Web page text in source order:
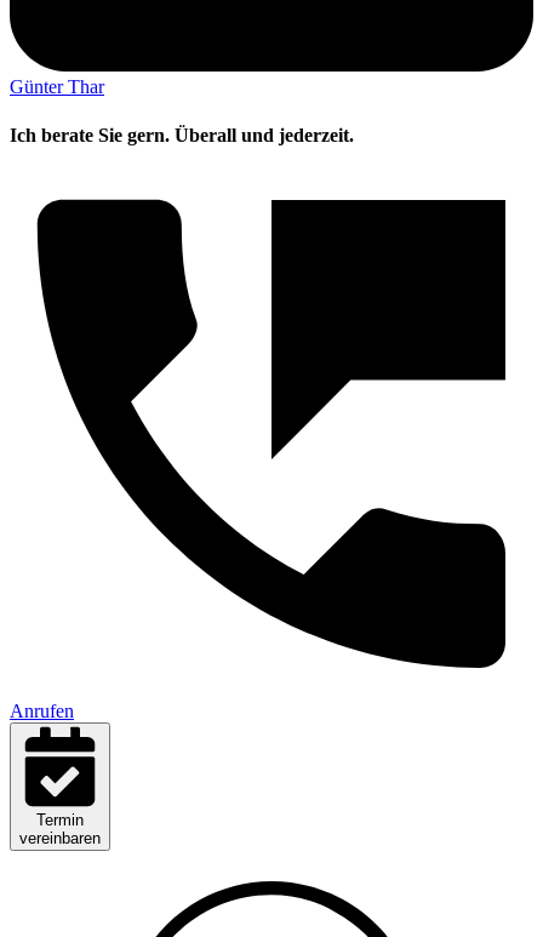
Günter Thar
Ich berate Sie gern. Überall und jederzeit.
Anrufen
Termin
vereinbaren